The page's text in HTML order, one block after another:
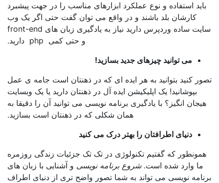
استفاده و نوع عملکرد ابزارهای مناسب را در جهت پیشبرد
کارشان بلد باشند و در واقع می توان گفت حتی اگر یک وب
سایت ساده وردپرس دارید نیاز به یادگیری زبان های front-end
و حتی کمی php دارید.
می توانید چیزهای جدید بسازید!
بتوانید به هر ایده ای که در ذهنتان است جامه ی عمل
یک اپلیکیشن ایده آل در ذهنتان دارید یا یک وبسایت
انگیز؟ با یادگیری برنامه نویسی می توانید آن را دقیقا به
همان شکلی که در ذهنتان است بسازید.
دنیای اطرافتان را بهتر درک می کنید
که گفتیم تکنولوژی در تک تک جزئیات زندگی روزمره
وارد شده است. شروع برنامه نویسی و آشنایی با زبان های
نویسی می تواند به شما تصور واضح تری از دنیای اطراف